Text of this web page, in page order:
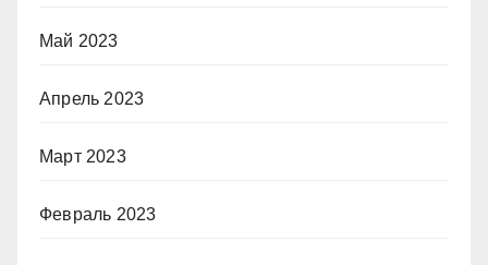
Май 2023
Апрель 2023
Март 2023
Февраль 2023